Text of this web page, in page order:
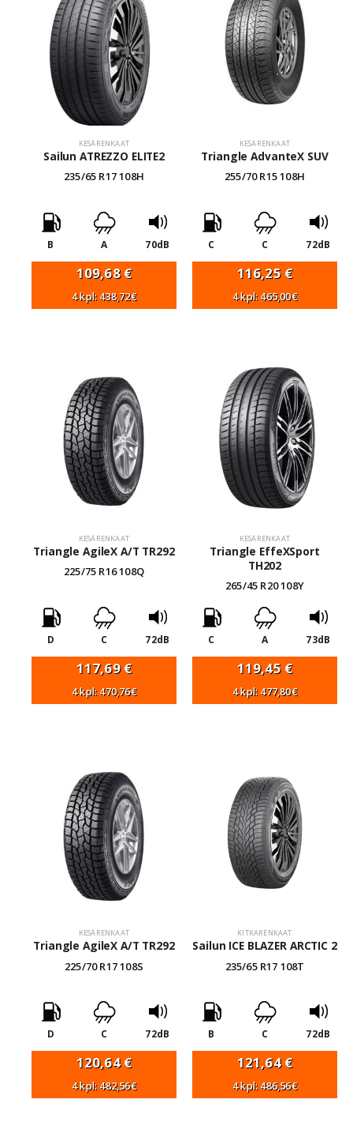
KESÄRENKAAT
Sailun ATREZZO ELITE2
235/65 R17 108H
B A 70dB
109,68€
4 kpl: 438,72€
KESÄRENKAAT
Triangle AdvanteX SUV
255/70 R15 108H
C C 72dB
116,25 €
4 kpl: 465,00€
KESÄRENKAAT
Triangle AgileX A/T TR292
225/75 R16 108Q
D C 72dB
117,69€
4 kpl: 470,76€
KESÄRENKAAT
Triangle EffeXSport
TH202
265/45 R20 108Y
C A 73dB
119,45 €
4 kpl: 477,80€
KESÄRENKAAT
Triangle AgileX A/T TR292
225/70 R17 108S
D C 72dB
120,64€
4 kpl: 482,56€
KITKARENKAAT
Sailun ICE BLAZER ARCTIC 2
235/65 R17 108T
B C 72dB
121,64€
4 kpl: 486,56€